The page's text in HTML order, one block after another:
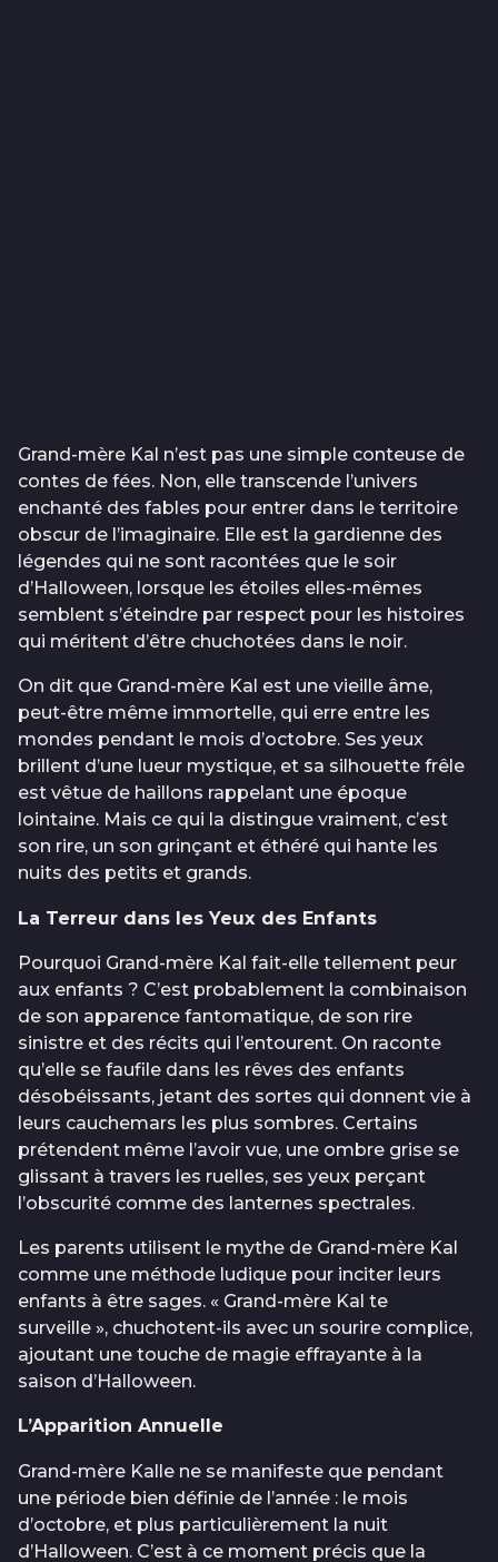
Grand-mère Kal n’est pas une simple conteuse de
contes de fées. Non, elle transcende l’univers
enchanté des fables pour entrer dans le territoire
obscur de l’imaginaire. Elle est la gardienne des
légendes qui ne sont racontées que le soir
d’Halloween, lorsque les étoiles elles-mêmes
semblent s’éteindre par respect pour les histoires
qui méritent d’être chuchotées dans le noir.
On dit que Grand-mère Kal est une vieille âme,
peut-être même immortelle, qui erre entre les
mondes pendant le mois d’octobre. Ses yeux
brillent d’une lueur mystique, et sa silhouette frêle
est vêtue de haillons rappelant une époque
lointaine. Mais ce qui la distingue vraiment, c’est
son rire, un son grinçant et éthéré qui hante les
nuits des petits et grands.
La Terreur dans les Yeux des Enfants
Pourquoi Grand-mère Kal fait-elle tellement peur
aux enfants ? C’est probablement la combinaison
de son apparence fantomatique, de son rire
sinistre et des récits qui l’entourent. On raconte
qu’elle se faufile dans les rêves des enfants
désobéissants, jetant des sortes qui donnent vie à
leurs cauchemars les plus sombres. Certains
prétendent même l’avoir vue, une ombre grise se
glissant à travers les ruelles, ses yeux perçant
l’obscurité comme des lanternes spectrales.
Les parents utilisent le mythe de Grand-mère Kal
comme une méthode ludique pour inciter leurs
enfants à être sages. « Grand-mère Kal te
surveille », chuchotent-ils avec un sourire complice,
ajoutant une touche de magie effrayante à la
saison d’Halloween.
L’Apparition Annuelle
Grand-mère Kalle ne se manifeste que pendant
une période bien définie de l’année : le mois
d’octobre, et plus particulièrement la nuit
d’Halloween. C’est à ce moment précis que la